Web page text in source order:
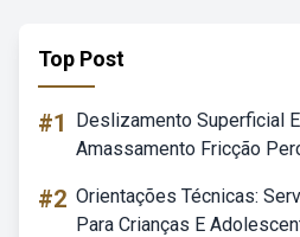
Top Post
#1
Deslizamento Superficial
Amassamento Fricção
#2 Orientações Técnicas:
Para Crianças E